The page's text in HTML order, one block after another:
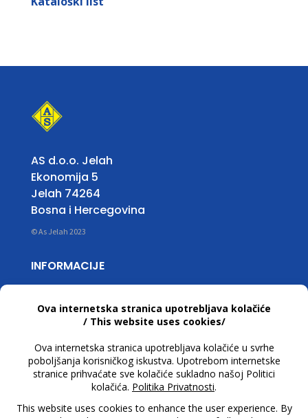
AS d.o.o. Jelah
Ekonomija 5
Jelah 74264
Bosna i Hercegovina
© As Jelah 2023
INFORMACIJE
Pon – Pet: 07:00 do 15:30 h
info@asjelah.ba
PRATITE NAS